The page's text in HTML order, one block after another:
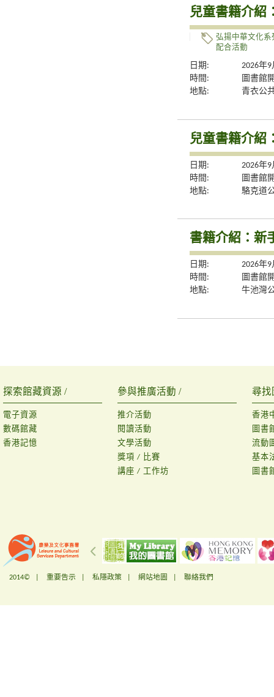
兒童書籍介紹
弘揚中華文化
配合活動
日期:
2026年
時間:
圖書館
地點:
青衣公
兒童書籍介紹
日期:
2026年
時間:
圖書館
地點:
駱克道
書籍介紹：新
日期:
2026年
時間:
圖書館
地點:
牛池灣
探索館藏資源 /
電子資源
數碼館藏
香港記憶
參與推廣活動 /
推介活動
閱讀活動
文學活動
獎項 / 比賽
講座 / 工作坊
尋找
香港
圖書
流動
基本
圖書
2014© | 重要告示 私隱政策 網站地圖 聯絡我們